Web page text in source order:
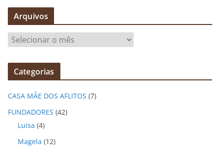
Arquivos
q
v
o
Categorias
CASA MÃE DOS AFLITOS (7)
FUNDADORES (42)
Luisa (4)
Magela (12)